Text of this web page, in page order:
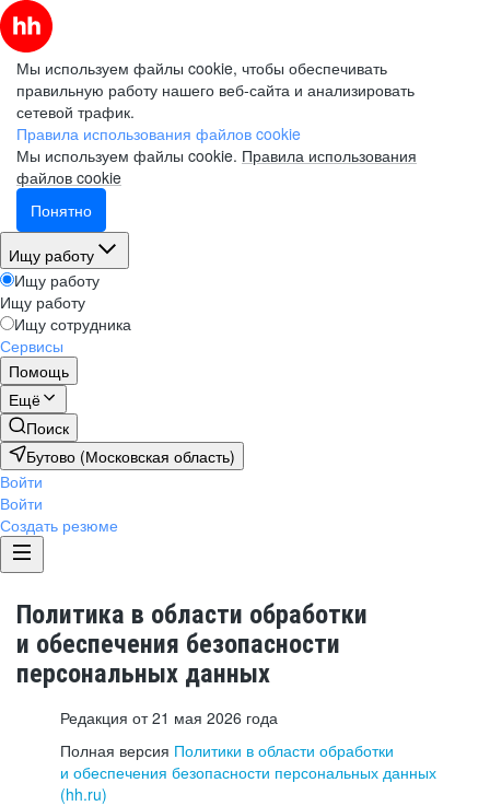
Мы используем файлы cookie, чтобы обеспечивать
правильную работу нашего веб-сайта и анализировать
сетевой трафик.
Правила использования файлов cookie
Мы используем файлы cookie. Правила использования
файлов cookie
Понятно
Ищу работу
Ищу работу
Ищу работу
Ищу сотрудника
Сервисы
Помощь
Ещё
Поиск
Бутово (Московская область)
Войти
Войти
Создать резюме
Политика в области обработки
и обеспечения безопасности
персональных данных
Редакция от 21 мая 2026 года
Полная версия Политики в области обработки
и обеспечения безопасности персональных данных
(hh.ru)